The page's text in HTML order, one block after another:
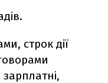
строк дії